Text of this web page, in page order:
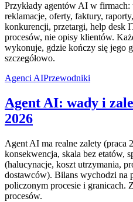
Przykłady agentów AI w firmach:
reklamacje, oferty, faktury,
konkurencji, przetargi, help desk
procesów, nie opisy klientów.
wykonuje, gdzie kończy się jego
szczegółowo.
Agenci AIPrzewodniki
Agent AI: wady i
2026
Agent AI ma realne zalety (praca
konsekwencja, skala bez etatów,
(halucynacje, koszt utrzymania,
dostawców). Bilans wychodzi na
policzonym procesie i granicach.
procesów.